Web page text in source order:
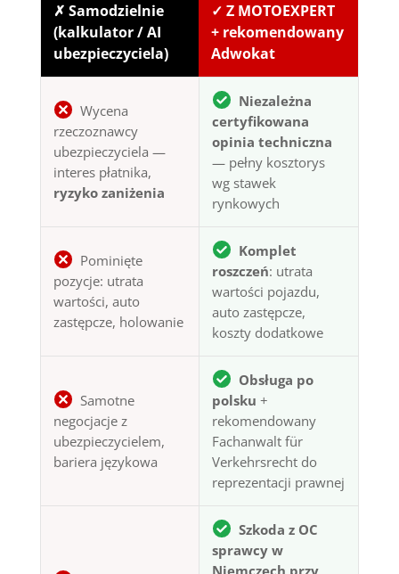
✗ Samodzielnie
(kalkulator / AI
ubezpieczyciela)
✓ Z MOTOEXPERT
+ rekomendowany
Adwokat
Wycena
rzeczoznawcy
ubezpieczyciela —
interes płatnika,
ryzyko zaniżenia
Niezależna
certyfikowana
opinia techniczna
— pełny kosztorys
wg stawek
rynkowych
Pominięte
pozycje: utrata
wartości, auto
zastępcze, holowanie
Komplet
roszczeń: utrata
wartości pojazdu,
auto zastępcze,
koszty dodatkowe
Samotne
negocjacje z
ubezpieczycielem,
bariera językowa
Obsługa po
polsku +
rekomendowany
Fachanwalt für
Verkehrsrecht do
reprezentacji prawnej
Szkoda z OC
sprawcy w